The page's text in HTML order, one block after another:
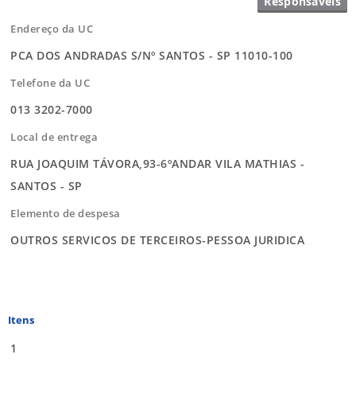
Endereço da UC
PCA DOS ANDRADAS S/Nº SANTOS - SP 11010-100
Telefone da UC
013 3202-7000
Local de entrega
RUA JOAQUIM TÁVORA,93-6ºANDAR VILA MATHIAS -
SANTOS - SP
Elemento de despesa
OUTROS SERVICOS DE TERCEIROS-PESSOA JURIDICA
Itens
1